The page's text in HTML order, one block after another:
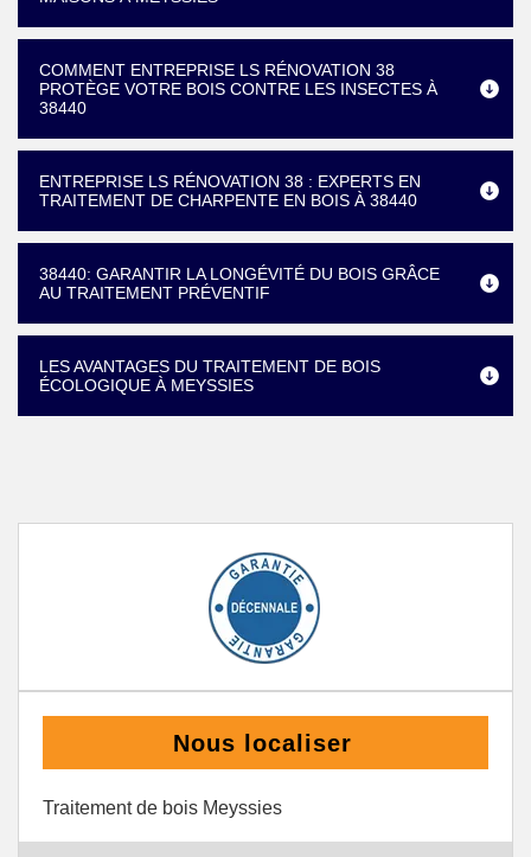
COMMENT ENTREPRISE LS RÉNOVATION 38
PROTÈGE VOTRE BOIS CONTRE LES INSECTES À
38440
ENTREPRISE LS RÉNOVATION 38 : EXPERTS EN
TRAITEMENT DE CHARPENTE EN BOIS À 38440
38440: GARANTIR LA LONGÉVITÉ DU BOIS GRÂCE
AU TRAITEMENT PRÉVENTIF
LES AVANTAGES DU TRAITEMENT DE BOIS
ÉCOLOGIQUE À MEYSSIES
Nous localiser
Traitement de bois Meyssies